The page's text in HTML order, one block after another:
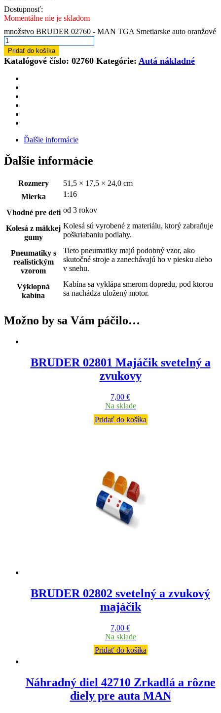
Dostupnosť:
Momentálne nie je skladom
množstvo BRUDER 02760 - MAN TGA Smetiarske auto oranžové
Pridať do košíka
Katalógové číslo: 02760 Kategórie: Autá nákladné
Ďalšie informácie
Ďalšie informácie
Rozmery
51,5 × 17,5 × 24,0 cm
Mierka
1:16
Vhodné pre deti od 3 rokov
Kolesá z mäkkej
gumy
Kolesá sú vyrobené z materiálu, ktorý zabraňuje
poškriabaniu podlahy.
Pneumatiky s
realistickým
vzorom
Tieto pneumatiky majú podobný vzor, ako
skutočné stroje a zanechávajú ho v piesku alebo
v snehu.
Výklopná
kabína
Kabína sa vyklápa smerom dopredu, pod ktorou
sa nachádza uložený motor.
Možno by sa Vám páčilo…
BRUDER 02801 Majáčik svetelný a
zvukovy
7,00 €
Na sklade
Pridať do košíka
BRUDER 02802 svetelný a zvukový
majáčik
7,00 €
Na sklade
Pridať do košíka
Náhradný diel 42710 Zrkadlá a rôzne
diely pre auta MAN